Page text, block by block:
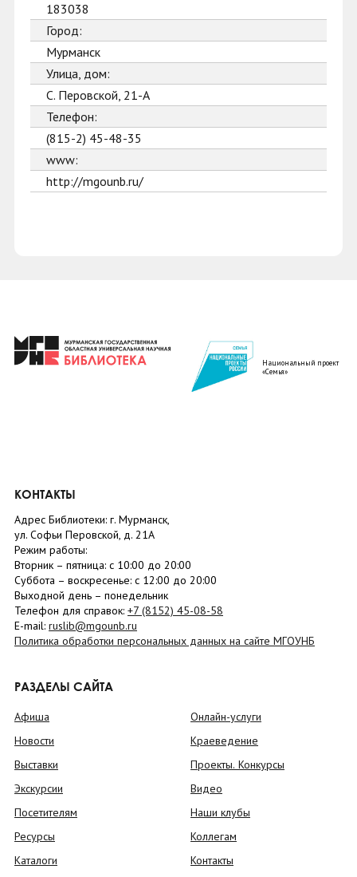
183038
Город:
Мурманск
Улица, дом:
С. Перовской, 21-А
Телефон:
(815-2) 45-48-35
www:
http://mgounb.ru/
Национальный проект
«Семья»
КОНТАКТЫ
Адрес Библиотеки: г. Мурманск,
ул. Софьи Перовской, д. 21А
Режим работы:
Вторник – пятница: с 10:00 до 20:00
Суббота – воскресенье: c 12:00 до 20:00
Выходной день – понедельник
Телефон для справок: +7 (8152) 45-08-58
E-mail: ruslib@mgounb.ru
Политика обработки персональных данных на сайте МГОУНБ
РАЗДЕЛЫ САЙТА
Афиша
Новости
Выставки
Экскурсии
Посетителям
Ресурсы
Каталоги
Онлайн-услуги
Краеведение
Проекты. Конкурсы
Видео
Наши клубы
Коллегам
Контакты